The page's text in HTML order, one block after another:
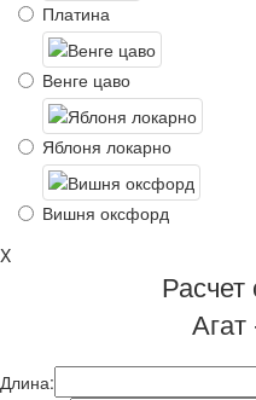
Платина
Венге цаво
Яблоня локарно
Вишня оксфорд
X
Расчет
Агат
Длина: